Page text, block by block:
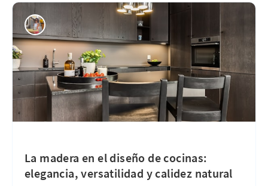
La madera en el diseño de cocinas:
elegancia, versatilidad y calidez natural